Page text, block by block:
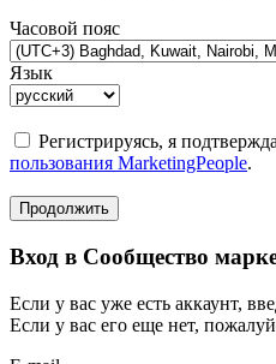
Часовой пояс
Язык
Регистрируясь, я
пользования MarketingPeople.
Продолжить
Вход в Сообщество
Если у вас уже есть аккаунт,
Если у вас его еще нет,